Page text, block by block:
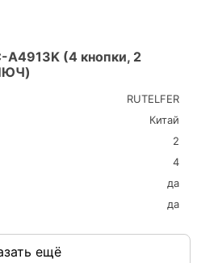
A4913K (4 кнопки, 2
RUTELFER
Китай
2
4
да
да
ещё